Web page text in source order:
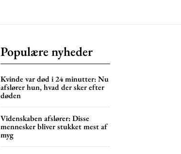
Populære nyheder
Kvinde var død i 24 minutter: Nu
afslører hun, hvad der sker efter
døden
Videnskaben afslører: Disse
mennesker bliver stukket mest af
myg